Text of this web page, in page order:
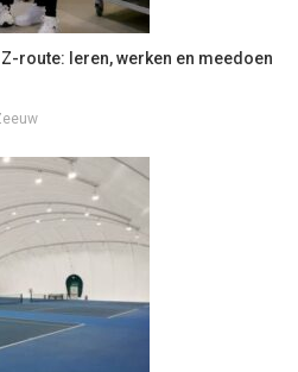
route: leren, werken en meedoen